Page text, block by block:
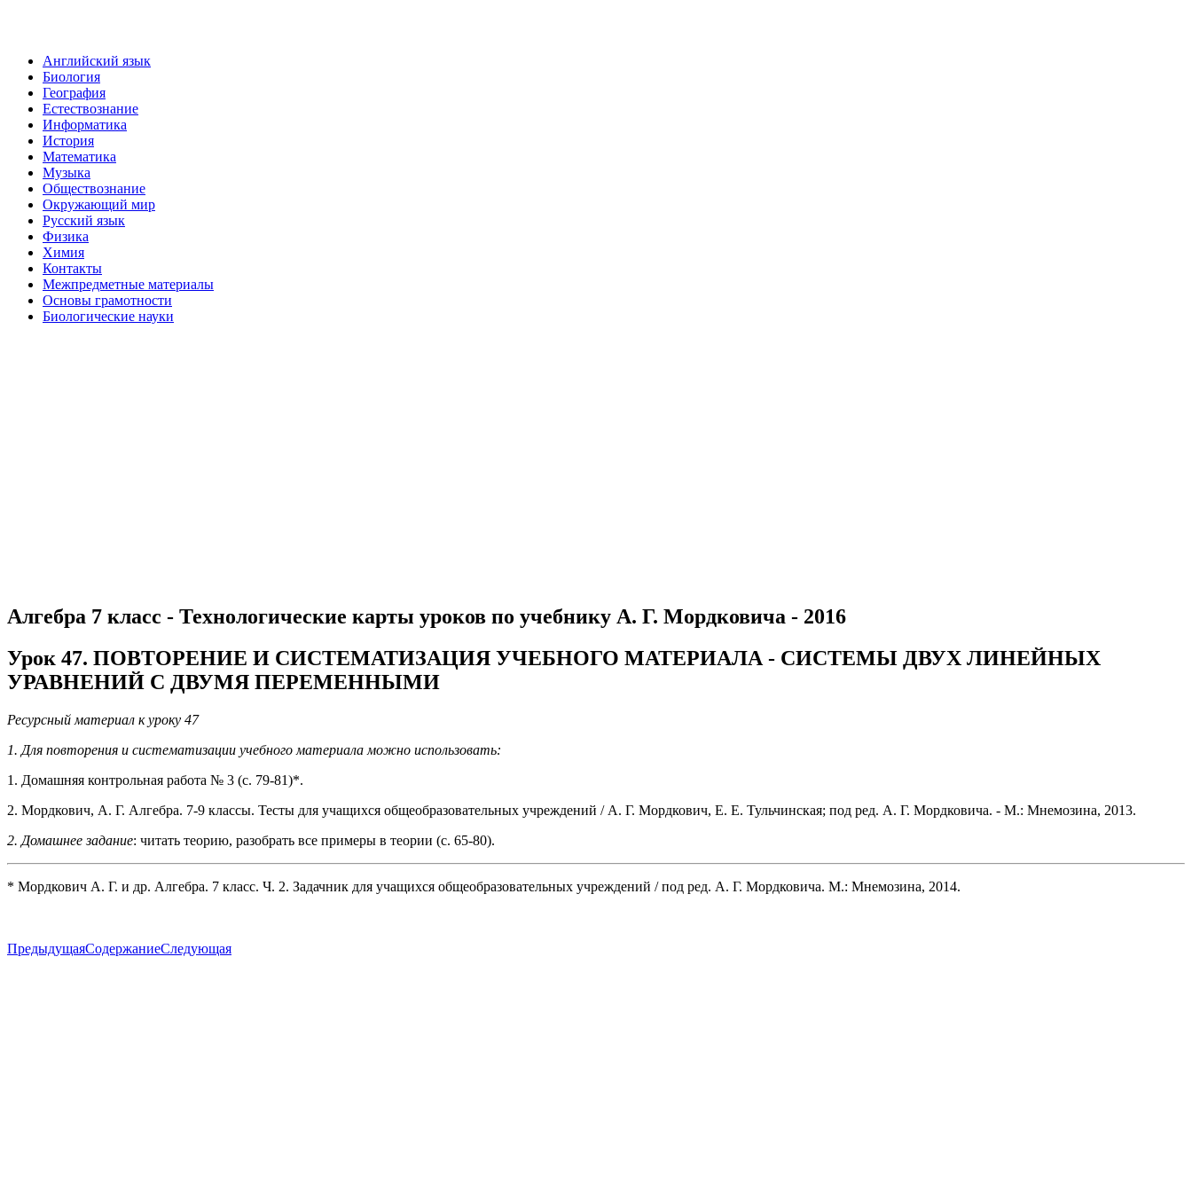
Английский язык
Биология
География
Естествознание
Информатика
История
Математика
Музыка
Обществознание
Окружающий мир
Русский язык
Физика
Химия
Контакты
Межпредметные материалы
Основы грамотности
Биологические науки
Алгебра 7 класс - Технологические карты уроков по учебнику А. Г. Мордковича - 2016
Урок 47. ПОВТОРЕНИЕ И СИСТЕМАТИЗАЦИЯ УЧЕБНОГО МАТЕРИАЛА - СИСТЕМЫ ДВУХ ЛИНЕЙНЫХ
УРАВНЕНИЙ С ДВУМЯ ПЕРЕМЕННЫМИ
Ресурсный материал к уроку 47
1. Для повторения и систематизации учебного материала можно использовать:
1. Домашняя контрольная работа № 3 (с. 79-81)*.
2. Мордкович, А. Г. Алгебра. 7-9 классы. Тесты для учащихся общеобразовательных учреждений / А. Г. Мордкович, Е. Е. Тульчинская; под ред. А. Г. Мордковича. - М.: Мнемозина, 2013.
2. Домашнее задание: читать теорию, разобрать все примеры в теории (с. 65-80).
* Мордкович А. Г. и др. Алгебра. 7 класс. Ч. 2. Задачник для учащихся общеобразовательных учреждений / под ред. А. Г. Мордковича. М.: Мнемозина, 2014.
ПредыдущаяСодержаниеСледующая